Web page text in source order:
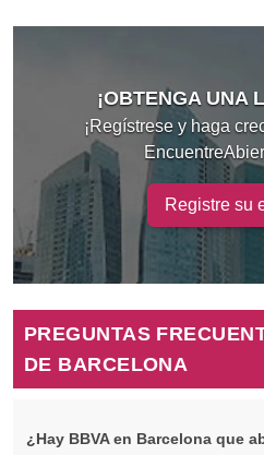
¡OBTENGA UNA
¡Regístrese y haga
Registre su
PREGUNTAS
DE BARCELONA
¿Hay BBVA en Barcelona que